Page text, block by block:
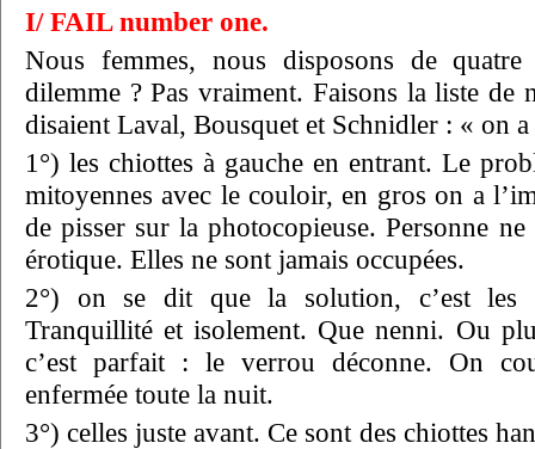
I/ FAIL number one.
Nous femmes, nous disposons de quatre
dilemme ? Pas vraiment. Faisons la liste de
disaient Laval, Bousquet et Schnidler : « on
1°) les chiottes à gauche en entrant. Le
mitoyennes avec le couloir, en gros on a
de pisser sur la photocopieuse. Personne
érotique. Elles ne sont jamais occupées.
2°) on se dit que la solution, c’est les
Tranquillité et isolement. Que nenni. Ou
c’est parfait : le verrou déconne. On
enfermée toute la nuit.
3°) celles juste avant. Ce sont des chiottes